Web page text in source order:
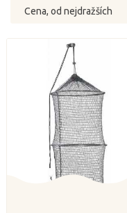
Cena, od nejdražších